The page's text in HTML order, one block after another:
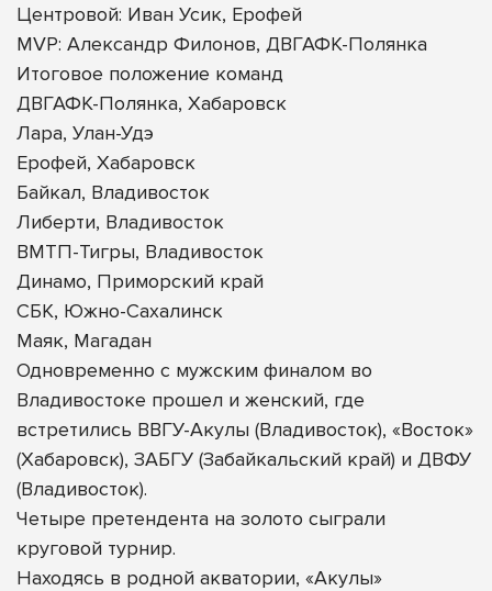
Центровой: Иван Усик, Ерофей
MVP: Александр Филонов, ДВГАФК-Полянка
Итоговое положение команд
ДВГАФК-Полянка, Хабаровск
Лара, Улан-Удэ
Ерофей, Хабаровск
Байкал, Владивосток
Либерти, Владивосток
ВМТП-Тигры, Владивосток
Динамо, Приморский край
СБК, Южно-Сахалинск
Маяк, Магадан
Одновременно с мужским финалом во
Владивостоке прошел и женский, где
встретились ВВГУ-Акулы (Владивосток), «Восток»
(Хабаровск), ЗАБГУ (Забайкальский край) и ДВФУ
(Владивосток).
Четыре претендента на золото сыграли
круговой турнир.
Находясь в родной акватории, «Акулы»